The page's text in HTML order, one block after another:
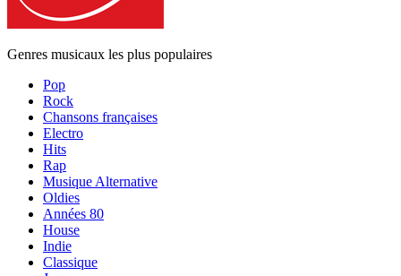
Genres musicaux les plus populaires
Pop
Rock
Chansons françaises
Electro
Hits
Rap
Musique Alternative
Oldies
Années 80
House
Indie
Classique